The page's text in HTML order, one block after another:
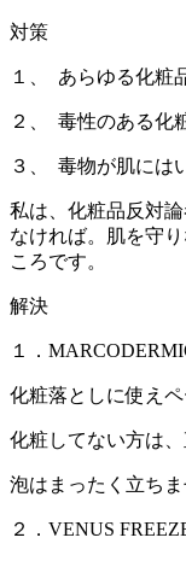
対策
１、 あらゆる化粧
２、 毒性のある化
３、 毒物が肌には
私は、化粧品反対
なければ。肌を守
ころです。
解決
１．
化粧落としに使え
化粧してない方は
泡はまったく立ちま
２．VENUS